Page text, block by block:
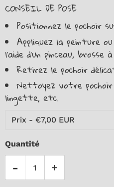
Facebook
CONSEIL DE POSE
Positionnez le pochoir
Appliquez la peinture
l’aide d’un pinceau, brosse
Retirez le pochoir
Nettoyez votre pochoir
lingette, etc.
Quantité
+
-